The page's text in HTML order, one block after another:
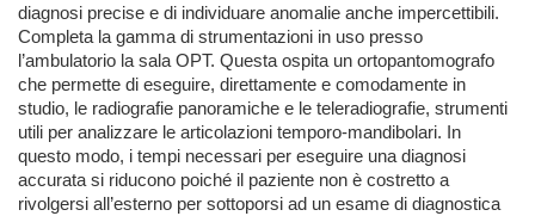
diagnosi precise e di individuare anomalie anche impercettibili.
Completa la gamma di strumentazioni in uso presso
l’ambulatorio la sala OPT. Questa ospita un ortopantomografo
che permette di eseguire, direttamente e comodamente in
studio, le radiografie panoramiche e le teleradiografie, strumenti
utili per analizzare le articolazioni temporo-mandibolari. In
questo modo, i tempi necessari per eseguire una diagnosi
accurata si riducono poiché il paziente non è costretto a
rivolgersi all’esterno per sottoporsi ad un esame di diagnostica